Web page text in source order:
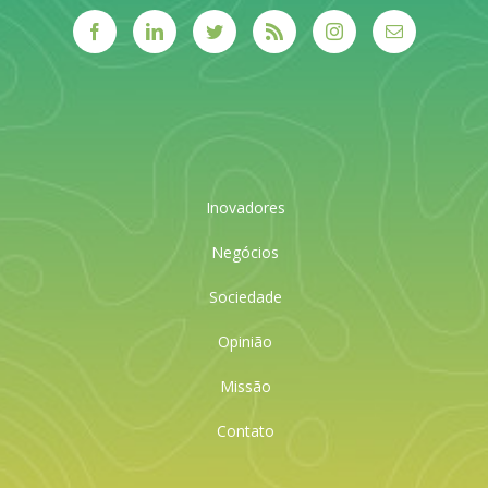
Inovadores
Negócios
Sociedade
Opinião
Missão
Contato